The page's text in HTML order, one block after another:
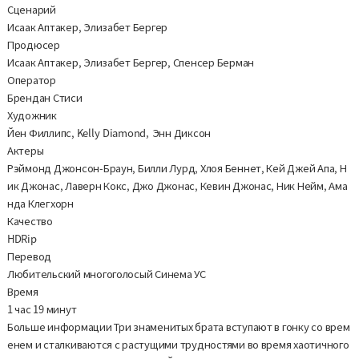
Сценарий
Исаак Аптакер, Элизабет Бергер
Продюсер
Исаак Аптакер, Элизабет Бергер, Спенсер Берман
Оператор
Брендан Стиси
Художник
Йен Филлипс, Kelly Diamond, Энн Диксон
Актеры
Рэймонд Джонсон-Браун, Билли Лурд, Хлоя Беннет, Кей Джей Апа, Н
ик Джонас, Лаверн Кокс, Джо Джонас, Кевин Джонас, Ник Нейм, Ама
нда Клегхорн
Качество
HDRip
Перевод
Любительский многоголосый Синема УС
Время
1 час 19 минут
Больше информации Три знаменитых брата вступают в гонку со врем
енем и сталкиваются с растущими трудностями во время хаотичного